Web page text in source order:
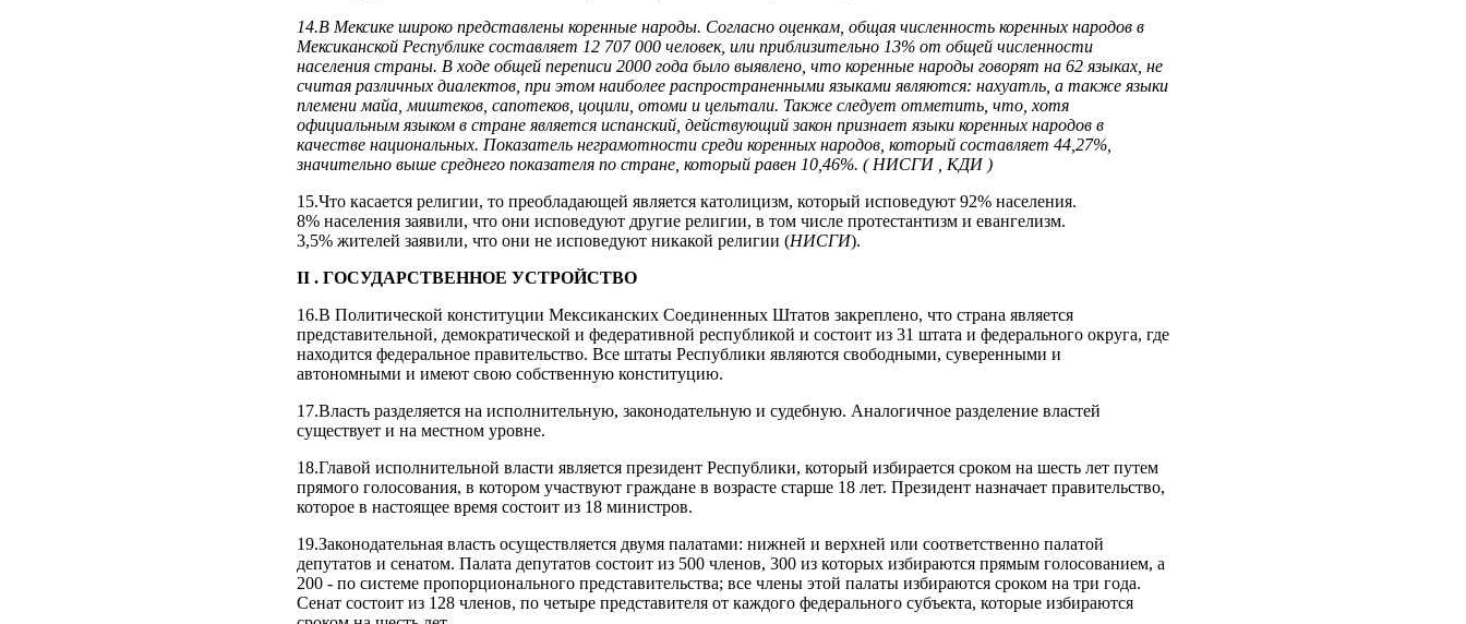
14.В Мексике широко представлены коренные народы. Согласно оценкам, общая численность коренных народов в
Мексиканской Республике составляет 12 707 000 человек, или приблизительно 13% от общей численности
населения страны. В ходе общей переписи 2000 года было выявлено, что коренные народы говорят на 62 языках, не
считая различных диалектов, при этом наиболее распространенными языками являются: нахуатль, а также языки
племени майа, миштеков, сапотеков, цоцили, отоми и цельтали. Также следует отметить, что, хотя
официальным языком в стране является испанский, действующий закон признает языки коренных народов в
качестве национальных. Показатель неграмотности среди коренных народов, который составляет 44,27%,
значительно выше среднего показателя по стране, который равен 10,46%. ( НИСГИ , КДИ )
15.Что касается религии, то преобладающей является католицизм, который исповедуют 92% населения.
8% населения заявили, что они исповедуют другие религии, в том числе протестантизм и евангелизм.
3,5% жителей заявили, что они не исповедуют никакой религии (НИСГИ).
II . ГОСУДАРСТВЕННОЕ УСТРОЙСТВО
16.В Политической конституции Мексиканских Соединенных Штатов закреплено, что страна является
представительной, демократической и федеративной республикой и состоит из 31 штата и федерального округа, где
находится федеральное правительство. Все штаты Республики являются свободными, суверенными и
автономными и имеют свою собственную конституцию.
17.Власть разделяется на исполнительную, законодательную и судебную. Аналогичное разделение властей
существует и на местном уровне.
18.Главой исполнительной власти является президент Республики, который избирается сроком на шесть лет путем
прямого голосования, в котором участвуют граждане в возрасте старше 18 лет. Президент назначает правительство,
которое в настоящее время состоит из 18 министров.
19.Законодательная власть осуществляется двумя палатами: нижней и верхней или соответственно палатой
депутатов и сенатом. Палата депутатов состоит из 500 членов, 300 из которых избираются прямым голосованием, а
200 - по системе пропорционального представительства; все члены этой палаты избираются сроком на три года.
Сенат состоит из 128 членов, по четыре представителя от каждого федерального субъекта, которые избираются